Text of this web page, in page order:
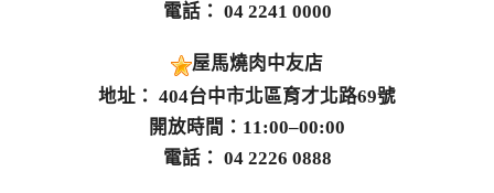
電話： 04 2241 0000
屋馬燒肉中友店
地址： 404台中市北區育才北路69號
開放時間：11:00–00:00
電話： 04 2226 0888